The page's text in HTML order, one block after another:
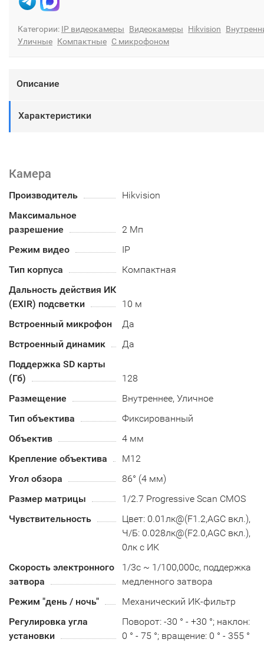
Категории: IP видеокамеры Видеокамеры Hikvision
Уличные Компактные С микрофоном
Описание
Характеристики
Камера
Производитель
Hikvision
Максимальное
разрешение
2 Мп
Режим видео
IP
Тип корпуса
Компактная
Дальность действия ИК
(EXIR) подсветки
10 м
Встроенный микрофон
Да
Встроенный динамик
Да
Поддержка SD карты
(Гб)
128
Размещение
Внутреннее, Уличное
Тип объектива
Фиксированный
Объектив
4 мм
Крепление объектива
М12
Угол обзора
86° (4 мм)
Размер матрицы
1/2.7 Progressive Scan CMOS
Чувствительность
Цвет: 0.01лк@(F1.2,AGC вкл.),
Ч/Б: 0.028лк@(F2.0,AGC вкл.),
0лк с ИК
Скорость электронного
затвора
1/3с ~ 1/100,000с, поддержка
медленного затвора
Режим "день / ночь"
Механический ИК-фильтр
Регулировка угла
установки
Поворот: -30 ° - +30 °; наклон:
0 ° - 75 °; вращение: 0 ° - 355 °